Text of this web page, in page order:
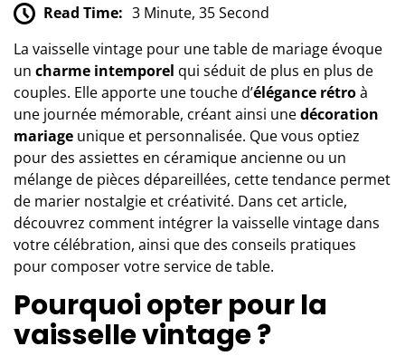
Read Time: 3 Minute, 35 Second
La vaisselle vintage pour une table de mariage évoque
un charme intemporel qui séduit de plus en plus de
couples. Elle apporte une touche d’élégance rétroà
une journée mémorable, créant ainsi unedécoration
mariage unique et personnalisée. Que vous optiez
pour des assiettes en céramique ancienne ou un
mélange de pièces dépareillées, cette tendance permet
de marier nostalgie et créativité. Dans cet article,
découvrez comment intégrer la vaisselle vintage dans
votre célébration, ainsi que des conseils pratiques
pour composer votre service de table.
Pourquoi opter pour la
vaisselle vintage ?